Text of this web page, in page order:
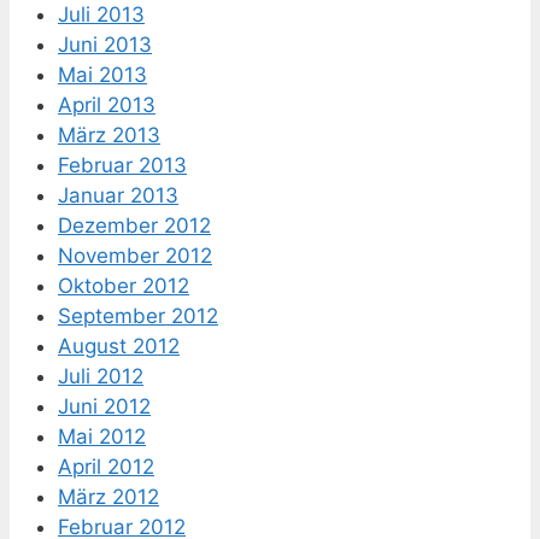
Juli 2013
Juni 2013
Mai 2013
April 2013
März 2013
Februar 2013
Januar 2013
Dezember 2012
November 2012
Oktober 2012
September 2012
August 2012
Juli 2012
Juni 2012
Mai 2012
April 2012
März 2012
Februar 2012